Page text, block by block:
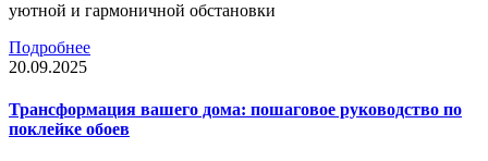
уютной и гармоничной обстановки
Подробнее
20.09.2025
Трансформация вашего дома: пошаговое руководство по
поклейке обоев